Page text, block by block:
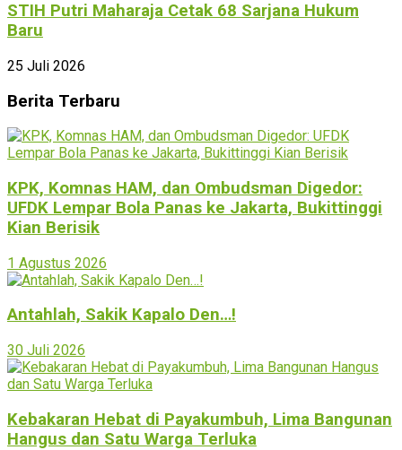
STIH Putri Maharaja Cetak 68 Sarjana Hukum
Baru
25 Juli 2026
Berita Terbaru
KPK, Komnas HAM, dan Ombudsman Digedor:
UFDK Lempar Bola Panas ke Jakarta, Bukittinggi
Kian Berisik
1 Agustus 2026
Antahlah, Sakik Kapalo Den…!
30 Juli 2026
Kebakaran Hebat di Payakumbuh, Lima Bangunan
Hangus dan Satu Warga Terluka